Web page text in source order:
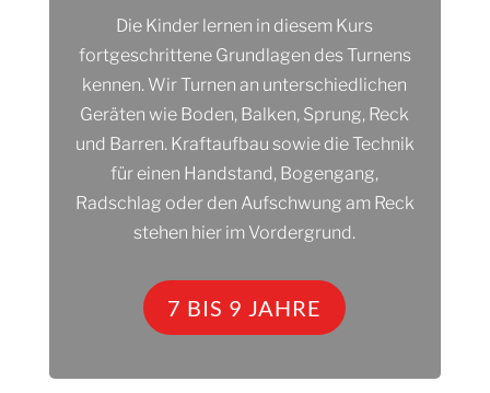
Die Kinder lernen in diesem Kurs
fortgeschrittene Grundlagen des Turnens
kennen. Wir Turnen an unterschiedlichen
Geräten wie Boden, Balken, Sprung, Reck
und Barren. Kraftaufbau sowie die Technik
für einen Handstand, Bogengang,
Radschlag oder den Aufschwung am Reck
stehen hier im Vordergrund.
7 BIS 9 JAHRE